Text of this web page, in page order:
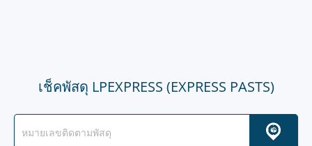
เช็คพัสดุ LPEXPRESS (EXPRESS PASTS)